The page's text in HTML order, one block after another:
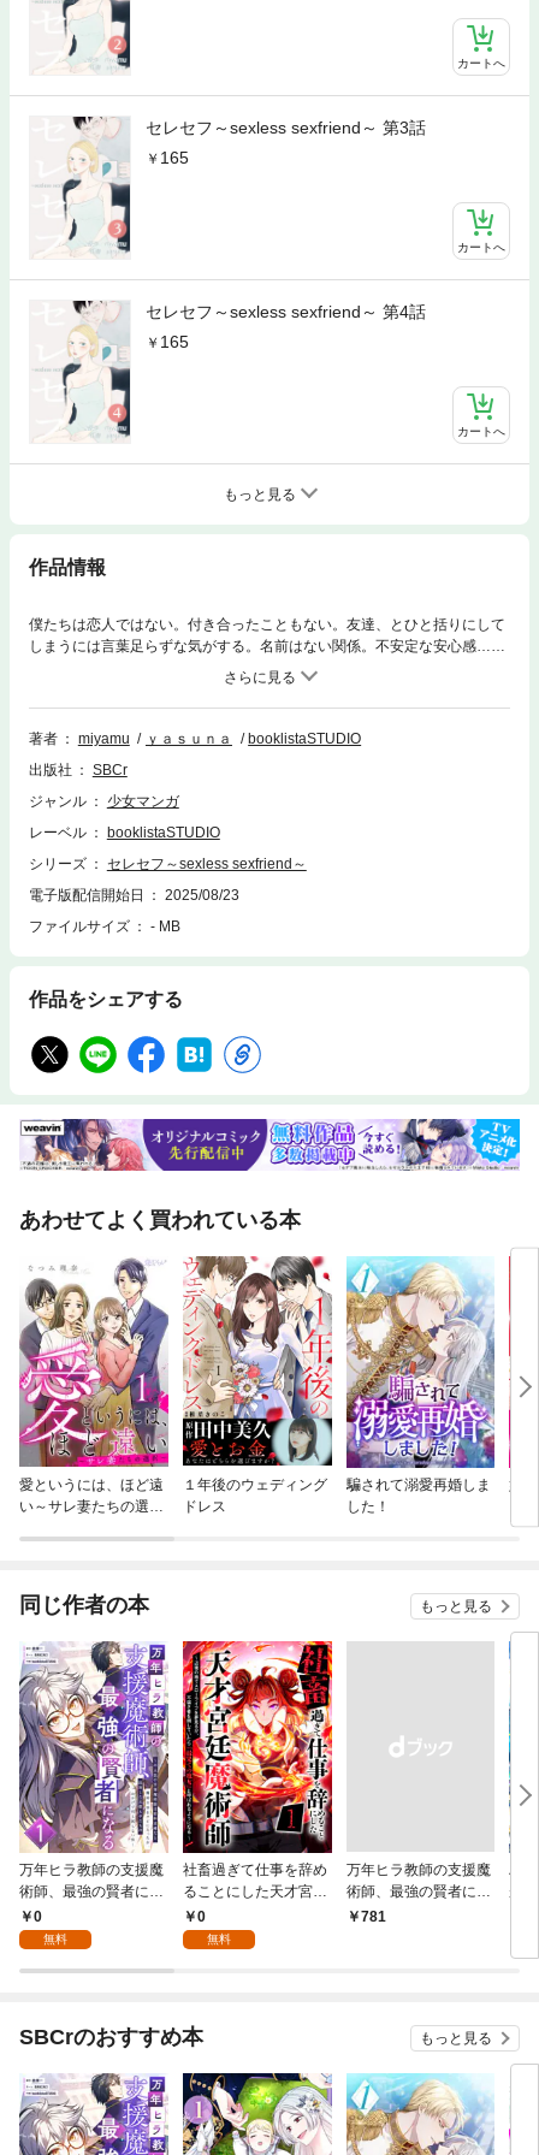
カートへ
セレセフ～sexless sexfriend～ 第3話
165
カートへ
セレセフ～sexless sexfriend～ 第4話
165
カートへ
もっと見る
作品情報
僕たちは恋人ではない。付き合ったこともない。友達、とひと括りにして
しまうには言葉足らずな気がする。名前はない関係。不安定な安心感……
小説家miyamuとイラストレーターyasuna、二人のアーティストが紡
ぐ、“つらら”と“バン”の愛し切ないラブストーリー
著者 miyamu ｙａｓｕｎａ
booklistaSTUDIO
出版社
SBCr
ジャンル
少女マンガ
レーベル
booklistaSTUDIO
シリーズ
セレセフ～sexless sexfriend～
電子版配信開始日
2025/08/23
ファイルサイズ
- MB
作品をシェアする
あわせてよく買われている本
愛というには、ほど遠
い～サレ妻たちの選択
１年後のウェディング
ドレス
騙されて溺愛再婚しま
した！
妃
同じ作者の本 もっと見る
万年ヒラ教師の支援魔
術師、最強の賢者にな
る～不人気の支援魔術
師は給料泥棒だと魔術
が、出世した元教え子
0
無料
社畜過ぎて仕事を辞め
ることにした天才宮廷
魔術師～辺境の地でス
ローライフを夢見る
なる～ 第1話
0
無料
万年ヒラ教師の支援魔
術師、最強の賢者にな
る～不人気の支援魔術
らない件～【単行本
￥781
ハ
が
SBCrのおすすめ本 もっと見る